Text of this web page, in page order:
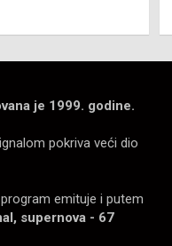
je 1999. godine.
pokriva veći dio
emituje i putem
supernova - 67